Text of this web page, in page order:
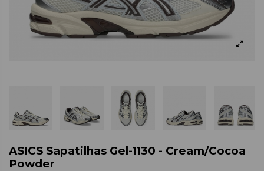
ASICS Sapatilhas Gel-1130 - Cream/Cocoa
Powder